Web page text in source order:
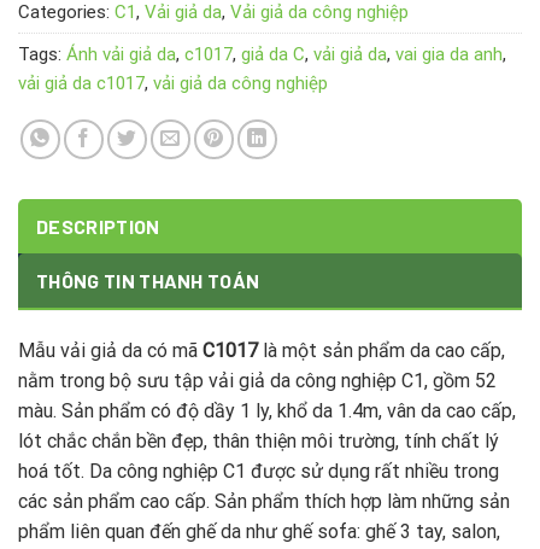
Categories: C1, Vải giả da, Vải giả da công nghiệp
Tags: Ánh vải giả da, c1017, giả da C, vải giả da, vai gia da anh,
vải giả da c1017, vải giả da công nghiệp
DESCRIPTION
THÔNG TIN THANH TOÁN
Mẫu vải giả da có mã C1017 là một sản phẩm da cao cấp,
nằm trong bộ sưu tập vải giả da công nghiệp C1, gồm 52
màu. Sản phẩm có độ dầy 1 ly, khổ da 1.4m, vân da cao cấp,
lót chắc chắn bền đẹp, thân thiện môi trường, tính chất lý
hoá tốt. Da công nghiệp C1 được sử dụng rất nhiều trong
các sản phẩm cao cấp. Sản phẩm thích hợp làm những sản
phẩm liên quan đến ghế da như ghế sofa: ghế 3 tay, salon,